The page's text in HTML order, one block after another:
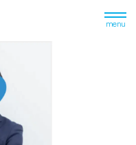
menu